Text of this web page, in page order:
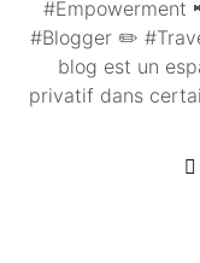
#Empowerment
#Blogger ✏️
blog est un
privatif dans